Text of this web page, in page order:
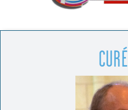
CURÉ